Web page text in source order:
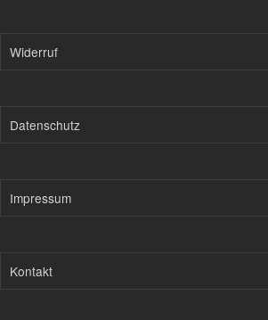
Widerruf
Datenschutz
Impressum
Kontakt